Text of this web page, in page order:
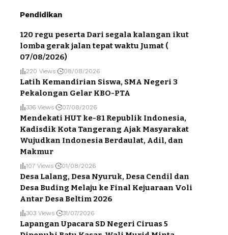
Pendidikan
120 regu peserta Dari segala kalangan ikut
lomba gerak jalan tepat waktu Jumat (
07/08/2026)
220 Views 08/08/2026
Latih Kemandirian Siswa, SMA Negeri 3
Pekalongan Gelar KBO-PTA
336 Views 07/08/2026
Mendekati HUT ke-81 Republik Indonesia,
Kadisdik Kota Tangerang Ajak Masyarakat
Wujudkan Indonesia Berdaulat, Adil, dan
Makmur
107 Views 01/08/2026
Desa Lalang, Desa Nyuruk, Desa Cendil dan
Desa Buding Melaju ke Final Kejuaraan Voli
Antar Desa Beltim 2026
303 Views 31/07/2026
Lapangan Upacara SD Negeri Ciruas 5